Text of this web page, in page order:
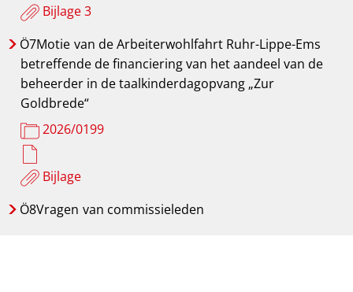
Bijlage 3
Ö7Motie van de Arbeiterwohlfahrt Ruhr-Lippe-Ems
betreffende de financiering van het aandeel van de
beheerder in de taalkinderdagopvang „Zur
Goldbrede“
2026/0199
Bijlage
Ö8Vragen van commissieleden